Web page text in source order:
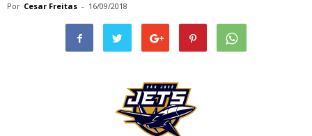
Por Cesar Freitas - 16/09/2018